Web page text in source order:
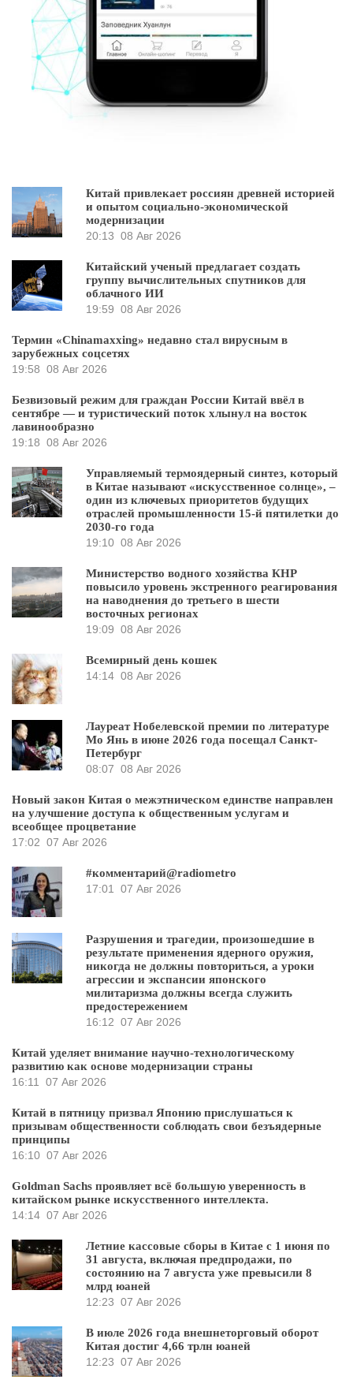
Китай привлекает россиян древней историей
и опытом социально-экономической
модернизации
20:13 08 Авг 2026
Китайский ученый предлагает создать
группу вычислительных спутников для
облачного ИИ
19:59 08 Авг 2026
Термин «Chinamaxxing» недавно стал вирусным в
зарубежных соцсетях
19:58 08 Авг 2026
Безвизовый режим для граждан России Китай ввёл в
сентябре — и туристический поток хлынул на восток
лавинообразно
19:18 08 Авг 2026
Управляемый термоядерный синтез, который
в Китае называют «искусственное солнце», –
один из ключевых приоритетов будущих
отраслей промышленности 15-й пятилетки до
2030-го года
19:10 08 Авг 2026
Министерство водного хозяйства КНР
повысило уровень экстренного реагирования
на наводнения до третьего в шести
восточных регионах
19:09 08 Авг 2026
Всемирный день кошек
14:14 08 Авг 2026
Лауреат Нобелевской премии по литературе
Мо Янь в июне 2026 года посещал Санкт-
Петербург
08:07 08 Авг 2026
Новый закон Китая о межэтническом единстве направлен
на улучшение доступа к общественным услугам и
всеобщее процветание
17:02 07 Авг 2026
#комментарий@radiometro
17:01
07 Авг 2026
Разрушения и трагедии, произошедшие в
результате применения ядерного оружия,
никогда не должны повториться, а уроки
агрессии и экспансии японского
милитаризма должны всегда служить
предостережением
16:12 07 Авг 2026
Китай уделяет внимание научно-технологическому
развитию как основе модернизации страны
16:11
07 Авг 2026
Китай в пятницу призвал Японию прислушаться к
призывам общественности соблюдать свои безъядерные
принципы
16:10 07 Авг 2026
Goldman Sachs проявляет всё большую уверенность в
китайском рынке искусственного интеллекта.
14:14 07 Авг 2026
Летние кассовые сборы в Китае с 1 июня по
31 августа, включая предпродажи, по
состоянию на 7 августа уже превысили 8
млрд юаней
12:23 07 Авг 2026
В июле 2026 года внешнеторговый оборот
Китая достиг 4,66 трлн юаней
12:23 07 Авг 2026